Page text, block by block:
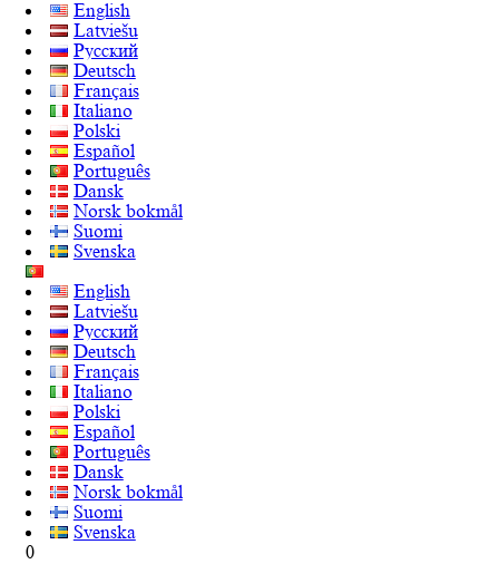
English
Latviešu
Русский
Deutsch
Français
Italiano
Polski
Español
Português
Dansk
Norsk bokmål
Suomi
Svenska
English
Latviešu
Русский
Deutsch
Français
Italiano
Polski
Español
Português
Dansk
Norsk bokmål
Suomi
Svenska
0